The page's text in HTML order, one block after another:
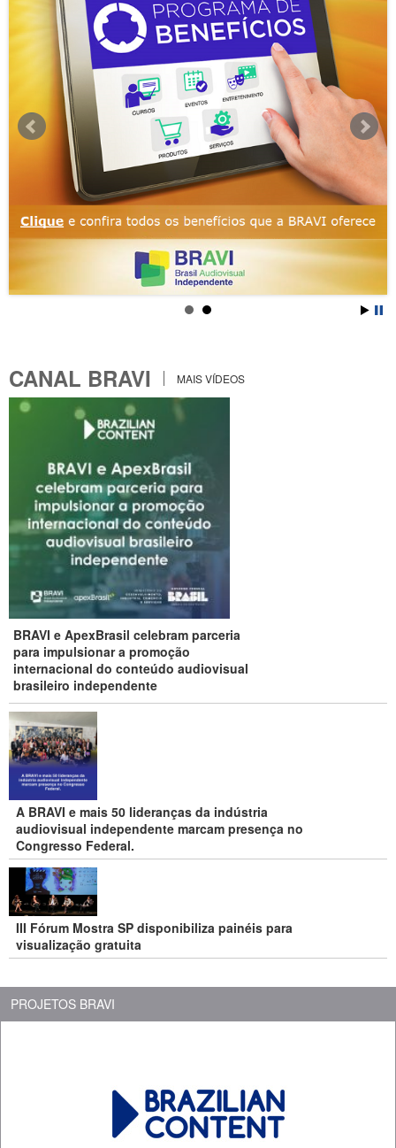
CANAL BRAVI MAIS VÍDEOS
BRAVI e ApexBrasil celebram parceria
para impulsionar a promoção
internacional do conteúdo audiovisual
brasileiro independente
A BRAVI e mais 50 lideranças da indústria
audiovisual independente marcam presença no
Congresso Federal.
III Fórum Mostra SP disponibiliza painéis para
visualização gratuita
PROJETOS BRAVI